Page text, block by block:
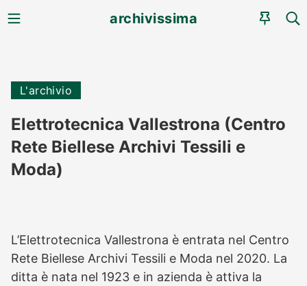
MENU archivissima
L'archivio
Elettrotecnica Vallestrona (Centro
Rete Biellese Archivi Tessili e
Moda)
L’Elettrotecnica Vallestrona è entrata nel Centro
Rete Biellese Archivi Tessili e Moda nel 2020. La
ditta è nata nel 1923 e in azienda è attiva la